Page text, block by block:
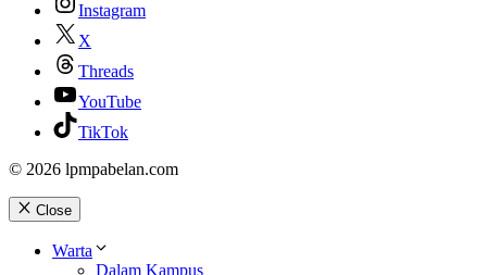
Instagram
X
Threads
YouTube
TikTok
© 2026 lpmpabelan.com
Close
Warta
Dalam Kampus